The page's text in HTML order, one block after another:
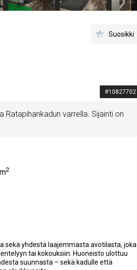
Suosikki
#10827702
varrella. Sijainti on
2
sekä yhdestä laajemmasta avotilasta, joka
tai kokouksiin. Huoneisto ulottuu
suunnasta – sekä kadulle että